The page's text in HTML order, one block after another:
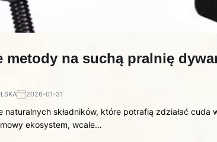
metody na suchą pralnię
2026-01-31
naturalnych składników, które potrafią zdziałać
ekosystem, wcale…